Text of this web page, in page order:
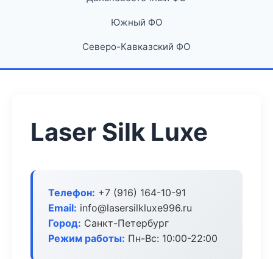
Южный ФО
Северо-Кавказский ФО
Laser Silk Luxe
Телефон: +7 (916) 164-10-91
Email: info@lasersilkluxe996.ru
Город: Санкт-Петербург
Режим работы: Пн-Вс: 10:00-22:00